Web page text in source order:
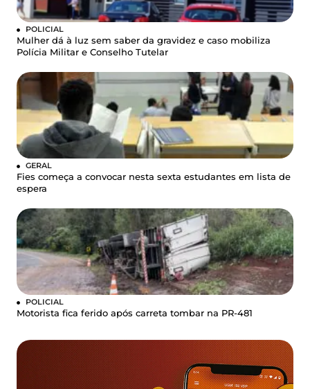
POLICIAL
Mulher dá à luz sem saber da gravidez e caso mobiliza
Polícia Militar e Conselho Tutelar
GERAL
Fies começa a convocar nesta sexta estudantes em lista de
espera
POLICIAL
Motorista fica ferido após carreta tombar na PR-481